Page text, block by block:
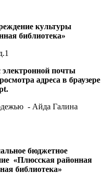
культуры
библиотека»
электронной почты
адреса в браузере
- Айда Галина
бюджетное
«Плюсская районная
библиотека»